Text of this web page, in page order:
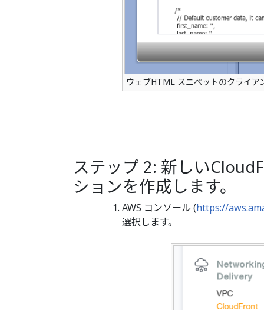
ウェブHTML スニペットのクライ
ステップ 2: 新しい
ションを作成します。
AWS コンソール (https://
選択します。